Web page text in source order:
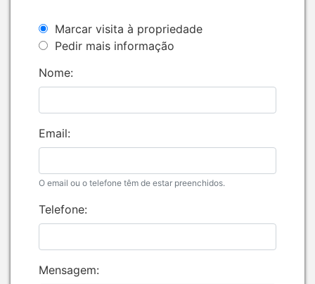
Marcar visita à propriedade
Pedir mais informação
Nome:
Email:
O email ou o telefone têm de estar preenchidos.
Telefone:
Mensagem: